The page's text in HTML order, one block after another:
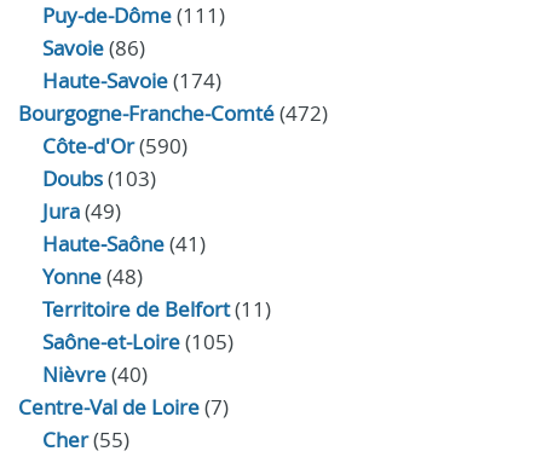
Puy-de-Dôme(111)
Savoie(86)
Haute-Savoie(174)
Bourgogne-Franche-Comté(472)
Côte-d'Or(590)
Doubs(103)
Jura(49)
Haute‑Saône(41)
Yonne(48)
Territoire de Belfort(11)
Saône-et-Loire(105)
Nièvre(40)
Centre-Val de Loire(7)
Cher(55)